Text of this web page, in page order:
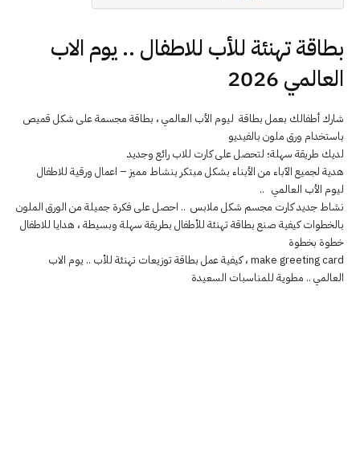
بطاقة تهنئة للأب للاطفال .. يوم الاب
العالمي 2026
شارك أطفالك بعمل بطاقة ليوم الأب العالمي ، بطاقة مجسمة على شكل قميص
باستخدام ورق ملون بالفيديو
لديك طريقة سهلة؛ لتحصل على كارت للاب رائع وجديد
هدية لجميع الآباء من الأبناء بشكل مبتكر بنشاط مميز – اعمال ورقية للاطفال
ليوم الأب العالمي ..
نشاط جديد كارت مجسم شكل ملابس .. احصل على فكرة جميلة من الورق الملون
بالخطوات كيفية صنع بطاقة تهنئة للأطفال بطريقة سهلة وبسيطة ، هدايا للاطفال
خطوة بخطوة
make greeting card ، كيفية عمل بطاقة توزيعات تهنئة للأب .. يوم الاب
العالمي .. مطوية للمناسبات السعيدة